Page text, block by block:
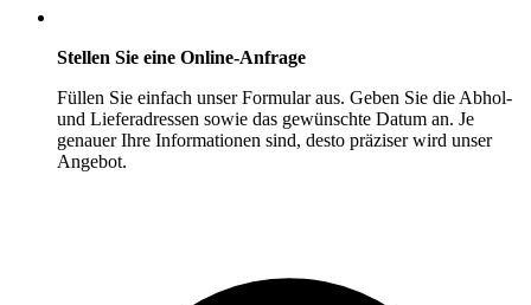
Stellen Sie eine Online-Anfrage
Füllen Sie einfach unser Formular aus. Geben Sie die Abhol-
und Lieferadressen sowie das gewünschte Datum an. Je
genauer Ihre Informationen sind, desto präziser wird unser
Angebot.